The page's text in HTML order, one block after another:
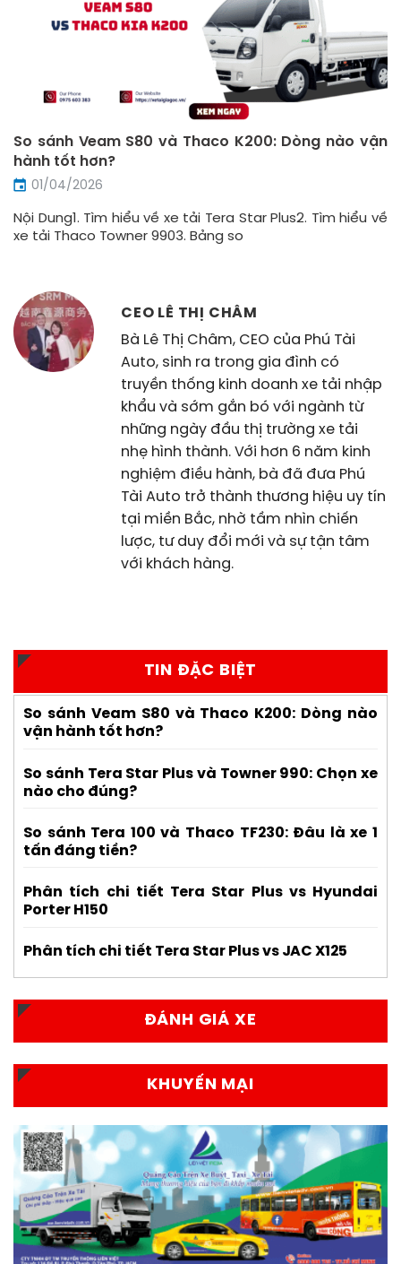
So sánh Veam S80 và Thaco K200: Dòng nào vận
hành tốt hơn?
01/04/2026
Nội Dung1. Tìm hiểu về xe tải Tera Star Plus2. Tìm hiểu về
xe tải Thaco Towner 9903. Bảng so
CEO LÊ THỊ CHÂM
Bà Lê Thị Châm, CEO của Phú Tài
Auto, sinh ra trong gia đình có
truyền thống kinh doanh xe tải nhập
khẩu và sớm gắn bó với ngành từ
những ngày đầu thị trường xe tải
nhẹ hình thành. Với hơn 6 năm kinh
nghiệm điều hành, bà đã đưa Phú
Tài Auto trở thành thương hiệu uy tín
tại miền Bắc, nhờ tầm nhìn chiến
lược, tư duy đổi mới và sự tận tâm
với khách hàng.
TIN ĐẶC BIỆT
So sánh Veam S80 và Thaco K200: Dòng nào
vận hành tốt hơn?
So sánh Tera Star Plus và Towner 990: Chọn xe
nào cho đúng?
So sánh Tera 100 và Thaco TF230: Đâu là xe 1
tấn đáng tiền?
Phân tích chi tiết Tera Star Plus vs Hyundai
Porter H150
Phân tích chi tiết Tera Star Plus vs JAC X125
ĐÁNH GIÁ XE
KHUYẾN MẠI